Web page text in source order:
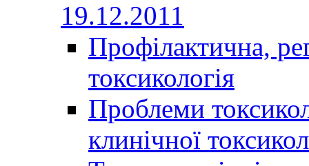
19.12.2011
Профілактична,
токсикологія
Проблеми
клинічної